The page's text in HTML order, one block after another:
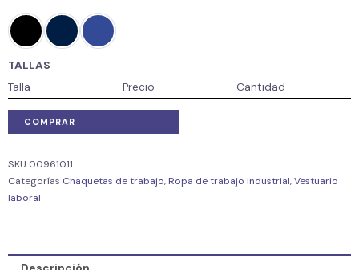
TALLAS
Talla
Precio Cantidad
COMPRAR
SKU 00961011
Categorías Chaquetas de trabajo,Ropa de trabajo industrial,Vestuario
laboral